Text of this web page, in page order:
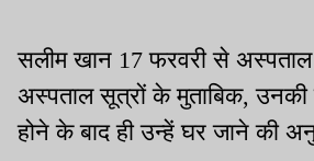
सलीम खान 17 फरवरी से अस्पताल
अस्पताल सूत्रों के मुताबिक,
होने के बाद ही उन्हें घर जाने की